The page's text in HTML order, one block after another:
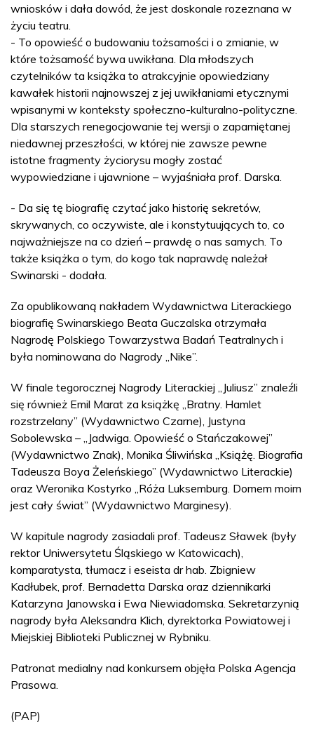
wniosków i dała dowód, że jest doskonale rozeznana w
życiu teatru.
- To opowieść o budowaniu tożsamości i o zmianie, w
które tożsamość bywa uwikłana. Dla młodszych
czytelników ta książka to atrakcyjnie opowiedziany
kawałek historii najnowszej z jej uwikłaniami etycznymi
wpisanymi w konteksty społeczno-kulturalno-polityczne.
Dla starszych renegocjowanie tej wersji o zapamiętanej
niedawnej przeszłości, w której nie zawsze pewne
istotne fragmenty życiorysu mogły zostać
wypowiedziane i ujawnione – wyjaśniała prof. Darska.
- Da się tę biografię czytać jako historię sekretów,
skrywanych, co oczywiste, ale i konstytuujących to, co
najważniejsze na co dzień – prawdę o nas samych. To
także książka o tym, do kogo tak naprawdę należał
Swinarski - dodała.
Za opublikowaną nakładem Wydawnictwa Literackiego
biografię Swinarskiego Beata Guczalska otrzymała
Nagrodę Polskiego Towarzystwa Badań Teatralnych i
była nominowana do Nagrody „Nike”.
W finale tegorocznej Nagrody Literackiej „Juliusz” znaleźli
się również Emil Marat za książkę „Bratny. Hamlet
rozstrzelany” (Wydawnictwo Czarne), Justyna
Sobolewska – „Jadwiga. Opowieść o Stańczakowej”
(Wydawnictwo Znak), Monika Śliwińska „Książę. Biografia
Tadeusza Boya Żeleńskiego” (Wydawnictwo Literackie)
oraz Weronika Kostyrko „Róża Luksemburg. Domem moim
jest cały świat” (Wydawnictwo Marginesy).
W kapitule nagrody zasiadali prof. Tadeusz Sławek (były
rektor Uniwersytetu Śląskiego w Katowicach),
komparatysta, tłumacz i eseista dr hab. Zbigniew
Kadłubek, prof. Bernadetta Darska oraz dziennikarki
Katarzyna Janowska i Ewa Niewiadomska. Sekretarzynią
nagrody była Aleksandra Klich, dyrektorka Powiatowej i
Miejskiej Biblioteki Publicznej w Rybniku.
Patronat medialny nad konkursem objęła Polska Agencja
Prasowa.
(PAP)